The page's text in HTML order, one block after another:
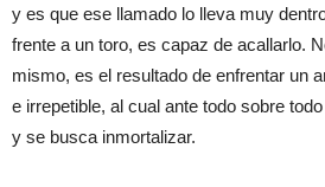
y es que ese llamado lo lleva muy
frente a un toro, es capaz de acallarlo.
mismo, es el resultado de enfrentar un
e irrepetible, al cual ante todo sobre
y se busca inmortalizar.